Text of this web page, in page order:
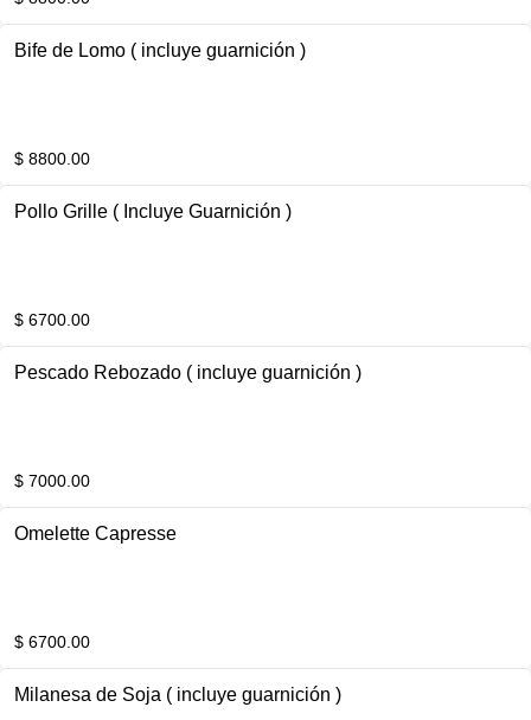
Bife de Lomo ( incluye guarnición )
$ 8800.00
Pollo Grille ( Incluye Guarnición )
$ 6700.00
Pescado Rebozado ( incluye guarnición )
$ 7000.00
Omelette Capresse
$ 6700.00
Milanesa de Soja ( incluye guarnición )